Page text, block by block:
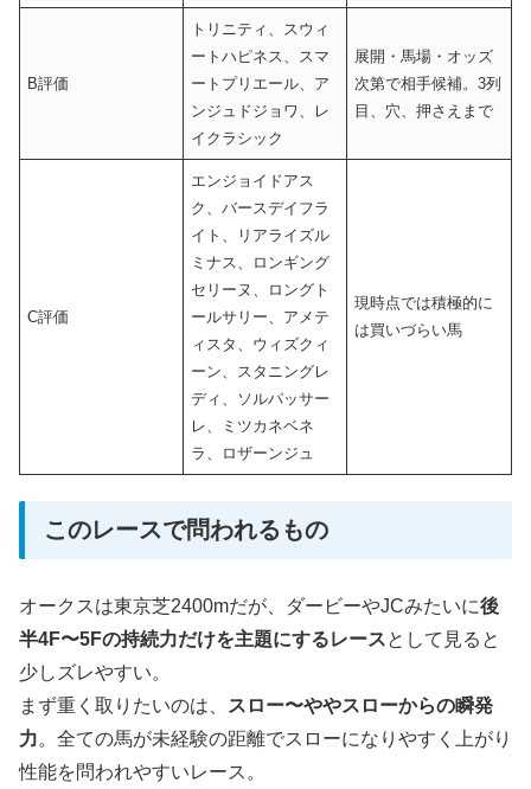
B評価
トリニティ、スウィ
ートハピネス、スマ
ートプリエール、ア
ンジュドジョワ、レ
イクラシック
展開・馬場・オッズ
次第で相手候補。3列
目、穴、押さえまで
C評価
エンジョイドアス
ク、バースデイフラ
イト、リアライズル
ミナス、ロンギング
セリーヌ、ロングト
ールサリー、アメテ
ィスタ、ウィズクィ
ーン、スタニングレ
ディ、ソルパッサー
レ、ミツカネベネ
ラ、ロザーンジュ
現時点では積極的に
は買いづらい馬
このレースで問われるもの
オークスは東京芝2400mだが、ダービーやJCみたいに後
半4F〜5Fの持続力だけを主題にするレースとして見ると
少しズレやすい。
まず重く取りたいのは、
スロー〜ややスローからの瞬発
力。全ての馬が未経験の距離でスローになりやすく上がり
性能を問われやすいレース。